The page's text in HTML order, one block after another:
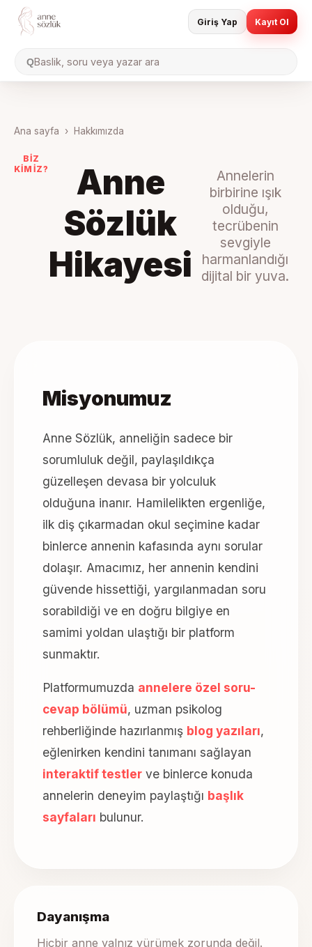
QBaslik, soru veya yazar ara
Giriş Yap Kayıt Ol
Ana sayfa › Hakkımızda
BİZ
KİMİZ?
Anne
Sözlük
Hikayesi
Annelerin
birbirine ışık
olduğu,
tecrübenin
sevgiyle
harmanlandığı
dijital bir yuva.
Misyonumuz
Anne Sözlük, anneliğin sadece bir
sorumluluk değil, paylaşıldıkça
güzelleşen devasa bir yolculuk
olduğuna inanır. Hamilelikten ergenliğe,
ilk diş çıkarmadan okul seçimine kadar
binlerce annenin kafasında aynı sorular
dolaşır. Amacımız, her annenin kendini
güvende hissettiği, yargılanmadan soru
sorabildiği ve en doğru bilgiye en
samimi yoldan ulaştığı bir platform
sunmaktır.
Platformumuzda annelere özel soru-
cevap bölümü, uzman psikolog
rehberliğinde hazırlanmış blog yazıları,
eğlenirken kendini tanımanı sağlayan
interaktif testler ve binlerce konuda
annelerin deneyim paylaştığı başlık
sayfaları bulunur.
Dayanışma
Hiçbir anne yalnız yürümek zorunda değil.